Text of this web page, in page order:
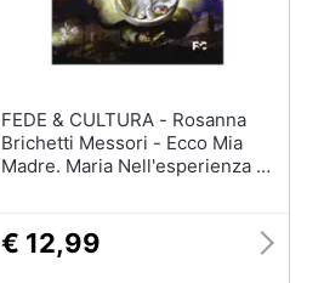
FEDE & CULTURA - Rosanna
Brichetti Messori - Ecco Mia
Madre. Maria Nell'esperienza Di
€ 12,99